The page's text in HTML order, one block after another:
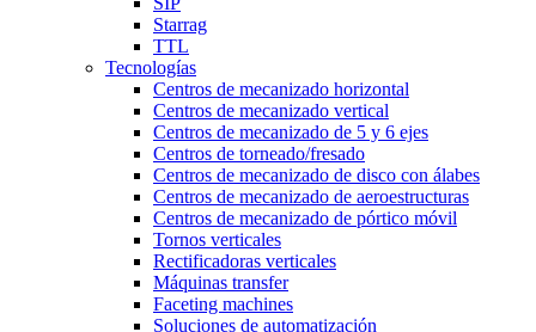
Starrag
TTL
Tecnologías
Centros de mecanizado horizontal
Centros de mecanizado vertical
Centros de mecanizado de 5 y 6 ejes
Centros de torneado/fresado
Centros de mecanizado de disco con álabes
Centros de mecanizado de aeroestructuras
Centros de mecanizado de pórtico móvil
Tornos verticales
Rectificadoras verticales
Máquinas transfer
Faceting machines
Soluciones de automatización